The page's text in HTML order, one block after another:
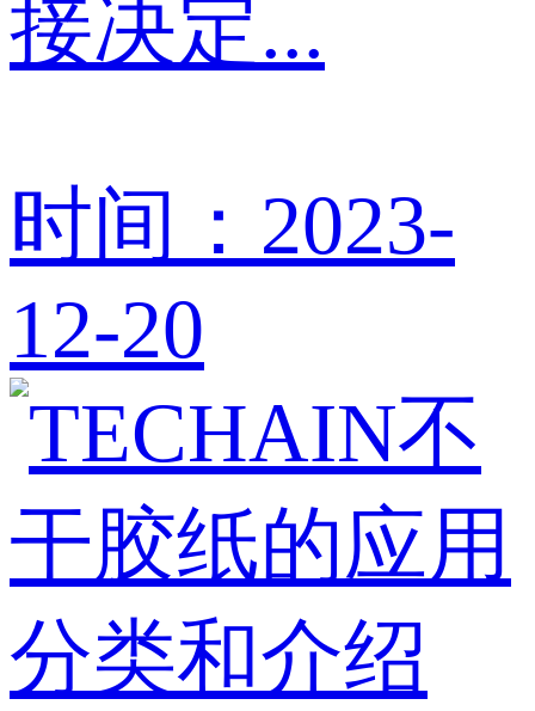
接决定...
时间：2023-
12-20